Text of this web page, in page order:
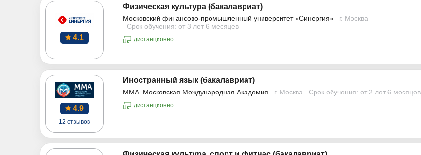
4.1
Физическая культура (бакалавриат)
Московский финансово-промышленный университет «Синергия»
г. Москва
Срок обучения: от 3 лет 6 месяцев
дистанционно
4.9
12 отзывов
Иностранный язык (бакалавриат)
ММА. Московская Международная Академия г. Москва Срок обучения: от 2 лет 6 месяцев
дистанционно